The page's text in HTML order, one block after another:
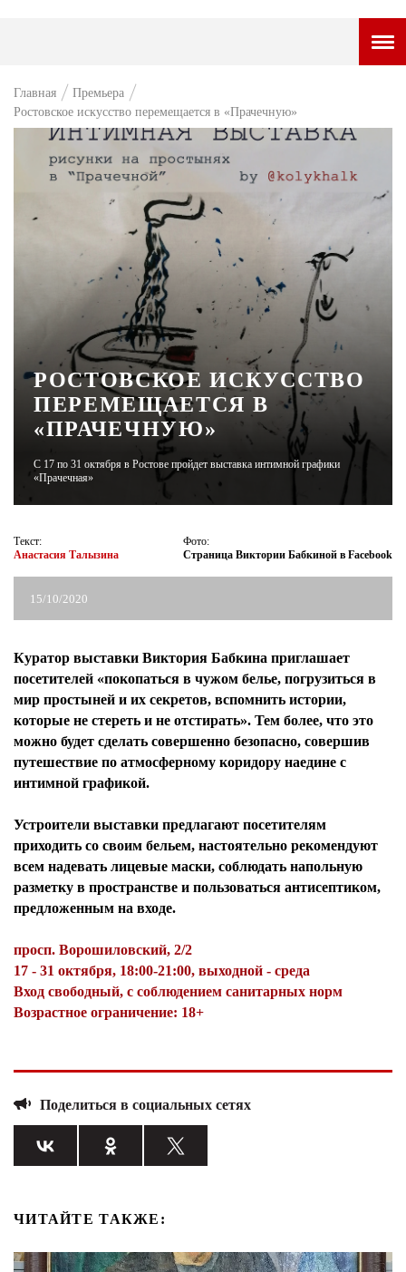
НОВОСТИ
ВОПРОС НЕДЕЛИ
ПРЕМЬЕРА
СТИЛЬ ЖИЗНИ
ХАЙП
ЧЕЛОВЕК ОСОБЕННЫЙ
КУЛЬТ ЕДЫ
АФИША
Главная
Премьера
Ростовское искусство перемещается в «Прачечную»
РОСТОВСКОЕ ИСКУССТВО
ПЕРЕМЕЩАЕТСЯ В
«ПРАЧЕЧНУЮ»
С 17 по 31 октября в Ростове пройдет выставка интимной графики
«Прачечная»
Текст:
Анастасия Талызина
Фото:
Страница Виктории Бабкиной в Facebook
15/10/2020
Куратор выставки Виктория Бабкина приглашает
посетителей «покопаться в чужом белье, погрузиться в
мир простыней и их секретов, вспомнить истории,
которые не стереть и не отстирать». Тем более, что это
можно будет сделать совершенно безопасно, совершив
путешествие по атмосферному коридору наедине с
интимной графикой.
Устроители выставки предлагают посетителям
приходить со своим бельем, настоятельно рекомендуют
всем надевать лицевые маски, соблюдать напольную
разметку в пространстве и пользоваться антисептиком,
предложенным на входе.
просп. Ворошиловский, 2/2
17 - 31 октября, 18:00-21:00, выходной - среда
Вход свободный, с соблюдением санитарных норм
Возрастное ограничение: 18+
Поделиться в социальных сетях
ЧИТАЙТЕ ТАКЖЕ: